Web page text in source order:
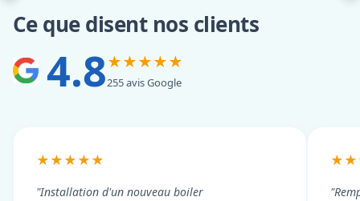
Ce que disent nos clients
4.8★★★★★
255 avis Google
★★★★★
"Installation d'un nouveau boiler